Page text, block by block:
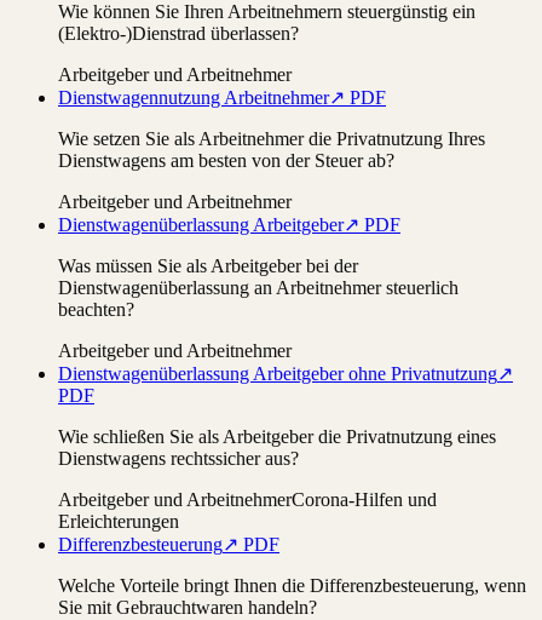
Wie können Sie Ihren Arbeitnehmern steuergünstig ein
(Elektro-)Dienstrad überlassen?
Arbeitgeber und Arbeitnehmer
Dienstwagennutzung Arbeitnehmer↗ PDF
Wie setzen Sie als Arbeitnehmer die Privatnutzung Ihres
Dienstwagens am besten von der Steuer ab?
Arbeitgeber und Arbeitnehmer
Dienstwagenüberlassung Arbeitgeber↗ PDF
Was müssen Sie als Arbeitgeber bei der
Dienstwagenüberlassung an Arbeitnehmer steuerlich
beachten?
Arbeitgeber und Arbeitnehmer
Dienstwagenüberlassung Arbeitgeber ohne Privatnutzung↗
PDF
Wie schließen Sie als Arbeitgeber die Privatnutzung eines
Dienstwagens rechtssicher aus?
Arbeitgeber und ArbeitnehmerCorona-Hilfen und
Erleichterungen
Differenzbesteuerung↗ PDF
Welche Vorteile bringt Ihnen die Differenzbesteuerung, wenn
Sie mit Gebrauchtwaren handeln?